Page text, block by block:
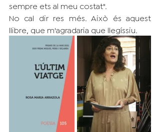
sempre ets al meu costat".
No cal dir res més. Això és aquest
llibre, que m'agradaria que llegíssiu.